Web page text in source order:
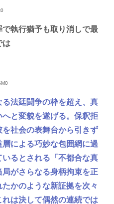
執行猶予も取り消しで最
は
法廷闘争の枠を超え、真
と変貌を遂げる。保釈拒
社会の表舞台から引きず
による巧妙な包囲網に過
るとされる「不都合な真
がさらなる身柄拘束を正
かのような新証拠を次々
は決して偶然の連続では